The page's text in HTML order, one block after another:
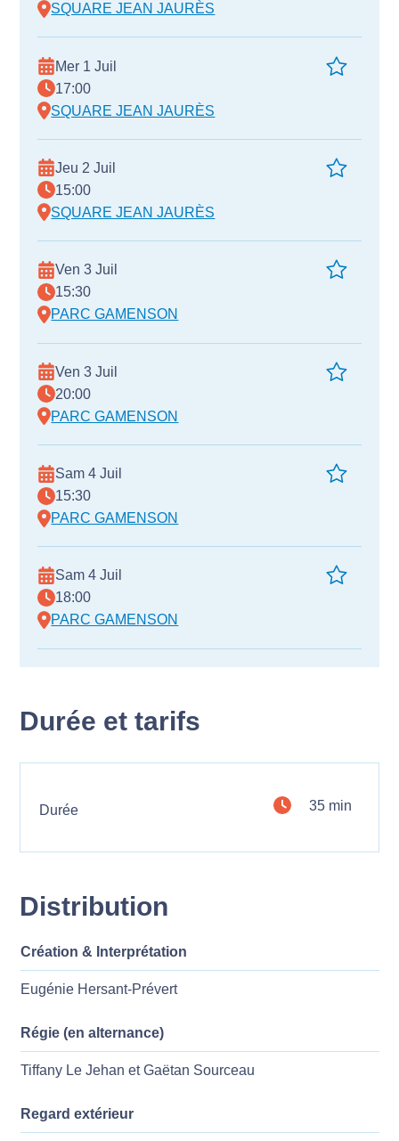
SQUARE JEAN JAURÈS
Mer 1 Juil
17:00
SQUARE JEAN JAURÈS
Jeu 2 Juil
15:00
SQUARE JEAN JAURÈS
Ven 3 Juil
15:30
PARC GAMENSON
Ven 3 Juil
20:00
PARC GAMENSON
Sam 4 Juil
15:30
PARC GAMENSON
Sam 4 Juil
18:00
PARC GAMENSON
Durée et tarifs
Durée 35 min
Distribution
Création & Interprétation
Eugénie Hersant-Prévert
Régie (en alternance)
Tiffany Le Jehan et Gaëtan Sourceau
Regard extérieur